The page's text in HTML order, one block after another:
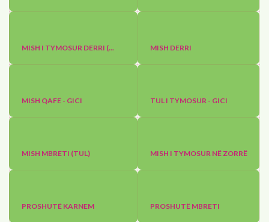
MISH I TYMOSUR DERRI (... MISH DERRI
MISH QAFE - GICI TUL I TYMOSUR - GICI
MISH MBRETI (TUL) MISH I TYMOSUR NË ZORRË
PROSHUTË KARNEM PROSHUTË MBRETI